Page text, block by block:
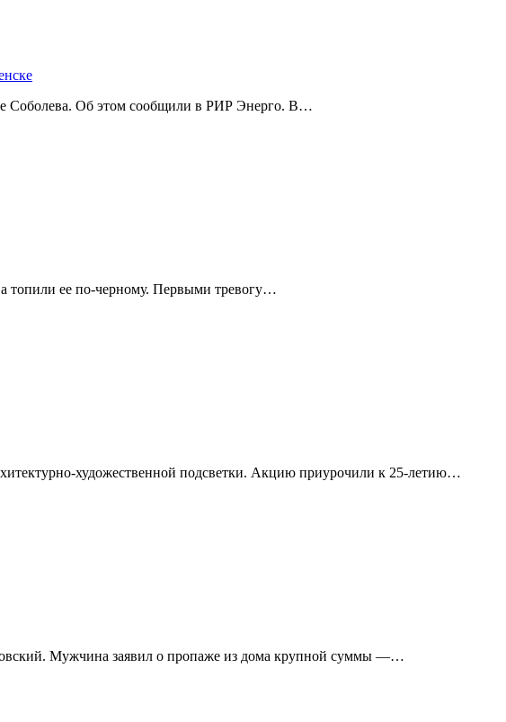
Соболева. Об этом сообщили в РИР Энерго. В…
топили ее по-черному. Первыми тревогу…
художественной подсветки. Акцию приурочили к 25-летию…
Мужчина заявил о пропаже из дома крупной суммы —…